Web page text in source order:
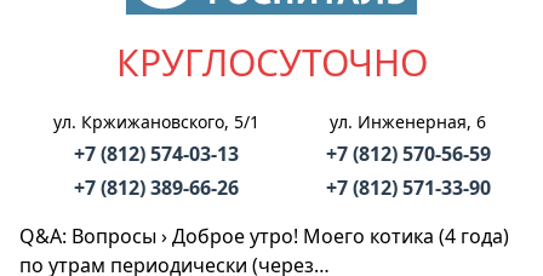
КРУГЛОСУТОЧНО
ул. Кржижановского, 5/1
+7 (812) 574-03-13
+7 (812) 389-66-26
ул. Инженерная, 6
+7 (812) 570-56-59
+7 (812) 571-33-90
Q&A: Вопросы›Доброе утро! Моего котика (4 года)
по утрам периодически (через…